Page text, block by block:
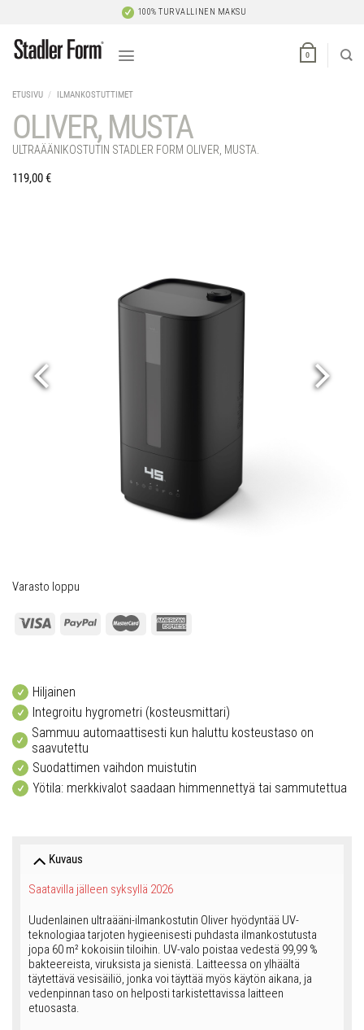
content
100% TURVALLINEN MAKSU
0
ETUSIVU / ILMANKOSTUTTIMET
OLIVER, MUSTA
ULTRAÄÄNIKOSTUTIN STADLER FORM OLIVER, MUSTA.
119,00€
Varasto loppu
Hiljainen
Integroitu hygrometri (kosteusmittari)
Sammuu automaattisesti kun haluttu kosteustaso on
saavutettu
Suodattimen vaihdon muistutin
Yötila: merkkivalot saadaan himmennettyä tai sammutettua
Kuvaus
Saatavilla jälleen syksyllä 2026
Uudenlainen ultraääni-ilmankostutin Oliver hyödyntää UV-
teknologiaa tarjoten hygieenisesti puhdasta ilmankostutusta
jopa 60 m² kokoisiin tiloihin. UV-valo poistaa vedestä 99,99 %
bakteereista, viruksista ja sienistä. Laitteessa on ylhäältä
täytettävä vesisäiliö, jonka voi täyttää myös käytön aikana, ja
vedenpinnan taso on helposti tarkistettavissa laitteen
etuosasta.